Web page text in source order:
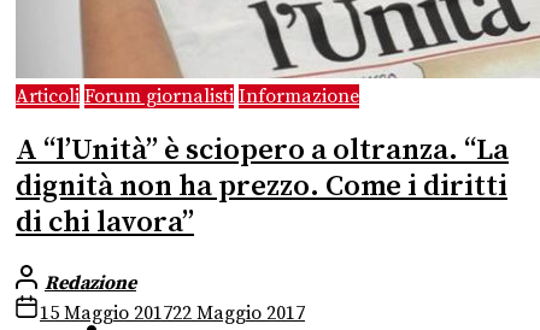
Articoli Forum giornalisti Informazione
A “l’Unità” è sciopero a oltranza. “La
dignità non ha prezzo. Come i diritti
di chi lavora”
Redazione
15 Maggio 201722 Maggio 2017